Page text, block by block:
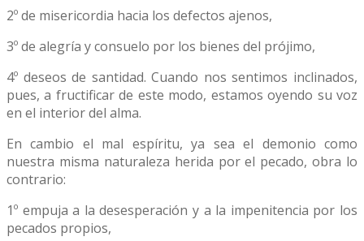
2º de misericordia hacia los defectos ajenos,
3º de alegría y consuelo por los bienes del prójimo,
4º deseos de santidad. Cuando nos sentimos inclinados,
pues, a fructificar de este modo, estamos oyendo su voz
en el interior del alma.
En cambio el mal espíritu, ya sea el demonio como
nuestra misma naturaleza herida por el pecado, obra lo
contrario:
1º empuja a la desesperación y a la impenitencia por los
pecados propios,